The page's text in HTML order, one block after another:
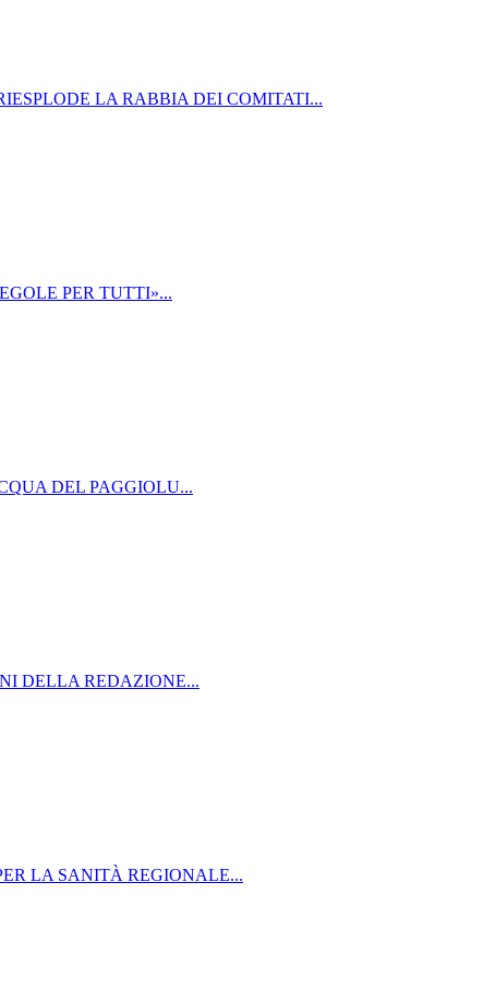
LA RABBIA DEI COMITATI...
PER TUTTI»...
DEL PAGGIOLU...
DELLA REDAZIONE...
LA SANITÀ REGIONALE...